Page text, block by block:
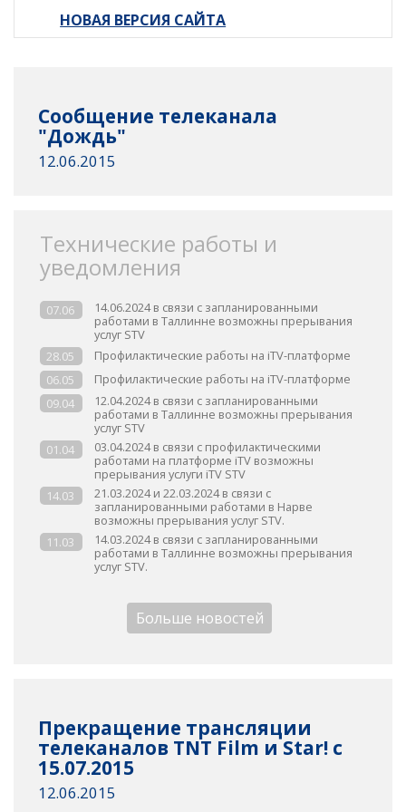
НОВАЯ ВЕРСИЯ САЙТА
Сообщение телеканала
"Дождь"
12.06.2015
Технические работы и
уведомления
07.06
14.06.2024 в связи с запланированными
работами в Таллинне возможны прерывания
услуг STV
28.05
Профилактические работы на iTV-платформе
06.05
Профилактические работы на iTV-платформе
09.04
12.04.2024 в связи с запланированными
работами в Таллинне возможны прерывания
услуг STV
01.04
03.04.2024 в связи с профилактическими
работами на платформе iTV возможны
прерывания услуги iTV STV
14.03
21.03.2024 и 22.03.2024 в связи с
запланированными работами в Нарве
возможны прерывания услуг STV.
11.03
14.03.2024 в связи с запланированными
работами в Таллинне возможны прерывания
услуг STV.
Больше новостей
Прекращение трансляции
телеканалов TNT Film и Star! с
15.07.2015
12.06.2015